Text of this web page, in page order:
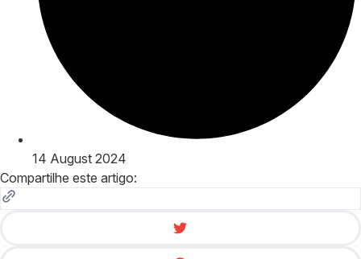
14 August 2024
Compartilhe este artigo: